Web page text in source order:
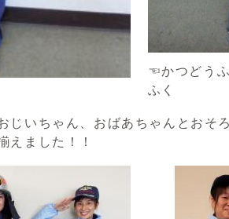
☜かつどう
ふく
じいちゃん、おばあちゃんとおそ
えました！！